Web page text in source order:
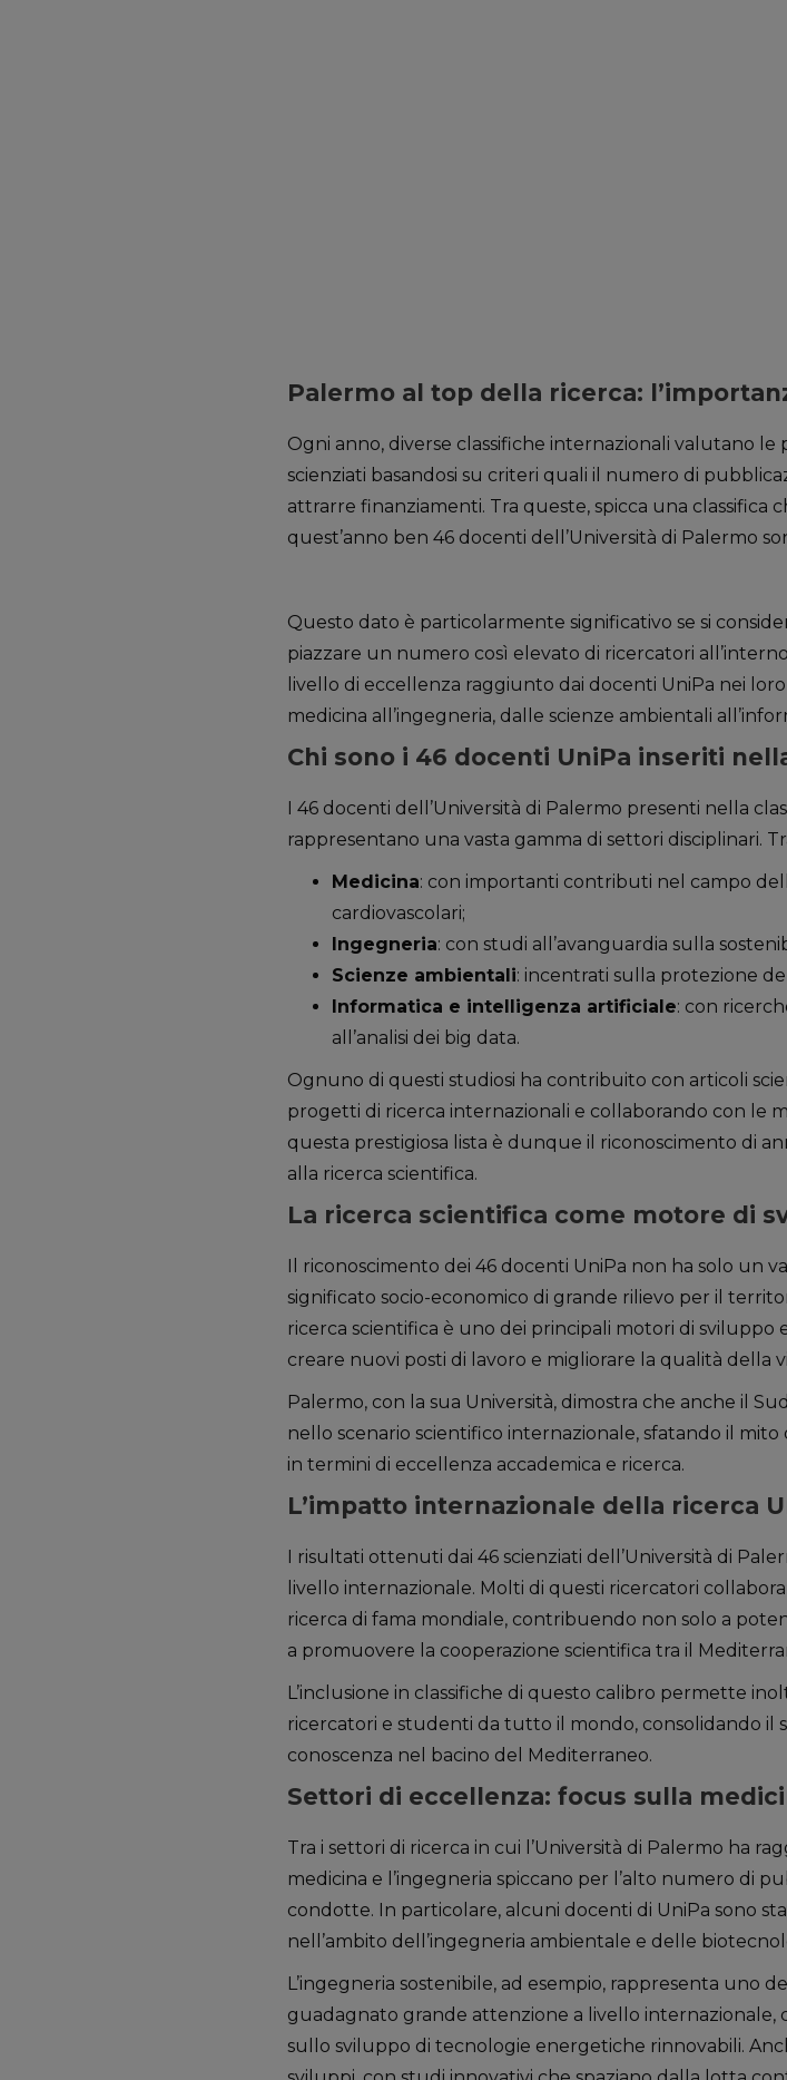
Palermo al top della ricerca:
Ogni anno, diverse classifiche internazionali valutano
scienziati basandosi su criteri quali il numero di
attrarre finanziamenti. Tra queste, spicca una classifica
quest’anno ben 46 docenti dell’Università di Palermo
Questo dato è particolarmente significativo se si
piazzare un numero così elevato di ricercatori
livello di eccellenza raggiunto dai docenti UniPa nei
medicina all’ingegneria, dalle scienze ambientali
Chi sono i 46 docenti UniPa inseriti
I 46 docenti dell’Università di Palermo presenti nella
rappresentano una vasta gamma di settori disciplinari.
Medicina: con importanti contributi nel campo
cardiovascolari;
Ingegneria: con studi all’avanguardia sulla
Scienze ambientali: incentrati sulla protezione
Informatica e intelligenza artificiale: con
all’analisi dei big data.
Ognuno di questi studiosi ha contribuito con articoli
progetti di ricerca internazionali e collaborando con le
questa prestigiosa lista è dunque il riconoscimento di
alla ricerca scientifica.
La ricerca scientifica come motore di
Il riconoscimento dei 46 docenti UniPa non ha solo un
significato socio-economico di grande rilievo per il
ricerca scientifica è uno dei principali motori di sviluppo
creare nuovi posti di lavoro e migliorare la qualità della
Palermo, con la sua Università, dimostra che anche il
nello scenario scientifico internazionale, sfatando il
in termini di eccellenza accademica e ricerca.
L’impatto internazionale della ricerca
I risultati ottenuti dai 46 scienziati dell’Università di
livello internazionale. Molti di questi ricercatori
ricerca di fama mondiale, contribuendo non solo a
a promuovere la cooperazione scientifica tra il
L’inclusione in classifiche di questo calibro permette
ricercatori e studenti da tutto il mondo, consolidando il
conoscenza nel bacino del Mediterraneo.
Settori di eccellenza: focus sulla
Tra i settori di ricerca in cui l’Università di Palermo ha
medicina e l’ingegneria spiccano per l’alto numero di
condotte. In particolare, alcuni docenti di UniPa sono
nell’ambito dell’ingegneria ambientale e delle
L’ingegneria sostenibile, ad esempio, rappresenta uno
guadagnato grande attenzione a livello internazionale,
sullo sviluppo di tecnologie energetiche rinnovabili.